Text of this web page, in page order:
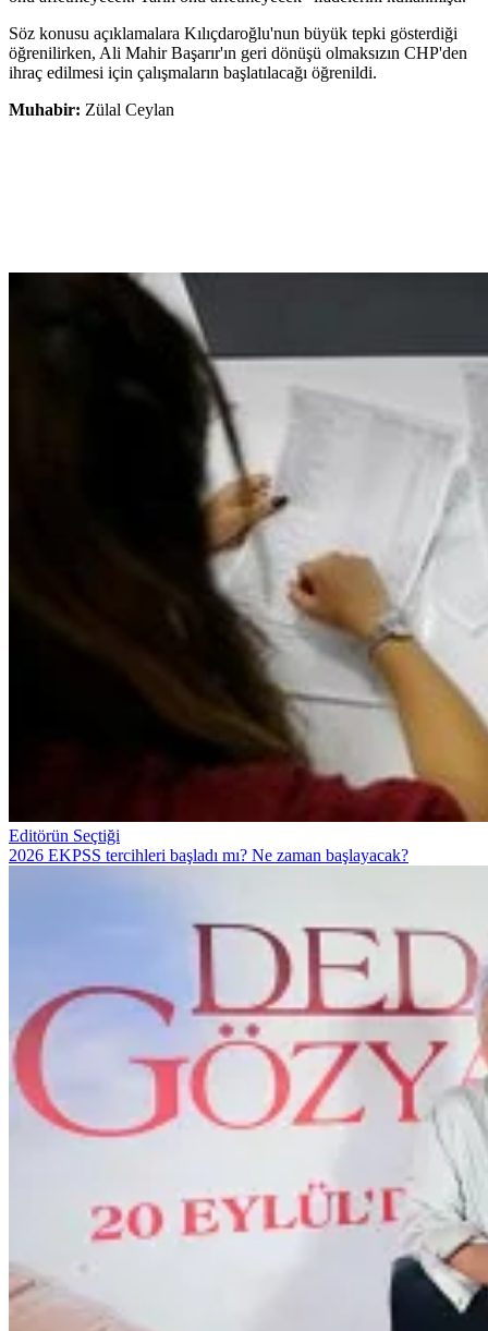
Söz konusu açıklamalara Kılıçdaroğlu'nun büyük tepki gösterdiği
öğrenilirken, Ali Mahir Başarır'ın geri dönüşü olmaksızın CHP'den
ihraç edilmesi için çalışmaların başlatılacağı öğrenildi.
Muhabir: Zülal Ceylan
Editörün Seçtiği
2026 EKPSS tercihleri başladı mı? Ne zaman başlayacak?